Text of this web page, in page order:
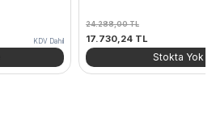
KDV Dahil
24.288,00TL
Orijinal
fiyat:
24.288,00 TL.
17.730,24 TL
andaki
fiyat:
Stokta Yok